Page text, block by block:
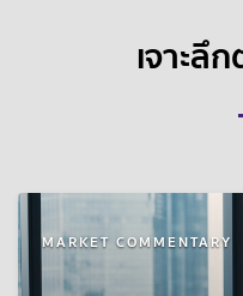
เจาะลึ
MARKET COMMENTARY